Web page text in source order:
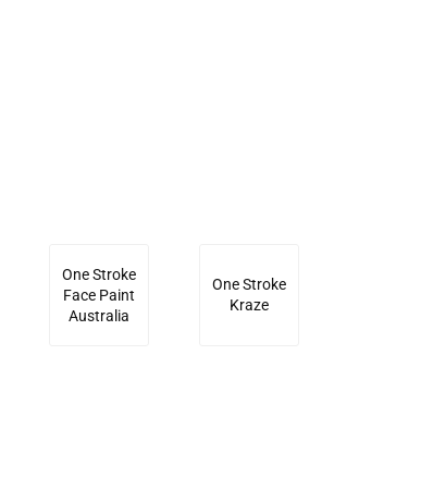
One Stroke
Face Paint
Australia
One Stroke
Kraze